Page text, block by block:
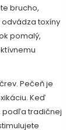
brucho,
odvádza toxíny
pomalý,
Pečeň je
Keď
podľa tradičnej